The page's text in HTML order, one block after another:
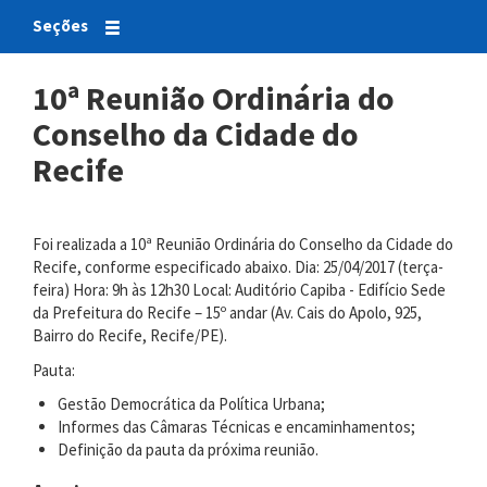
Seções
10ª Reunião Ordinária do
Conselho da Cidade do
Recife
Foi realizada a 10ª Reunião Ordinária do Conselho da Cidade do
Recife, conforme especificado abaixo. Dia: 25/04/2017 (terça-
feira) Hora: 9h às 12h30 Local: Auditório Capiba - Edifício Sede
da Prefeitura do Recife – 15º andar (Av. Cais do Apolo, 925,
Bairro do Recife, Recife/PE).
Pauta:
Gestão Democrática da Política Urbana;
Informes das Câmaras Técnicas e encaminhamentos;
Definição da pauta da próxima reunião.